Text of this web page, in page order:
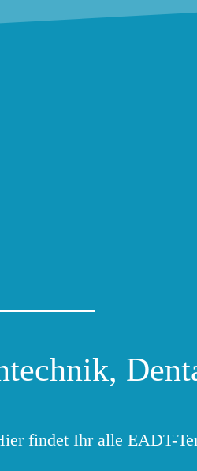
findet Ihr alle EADT-